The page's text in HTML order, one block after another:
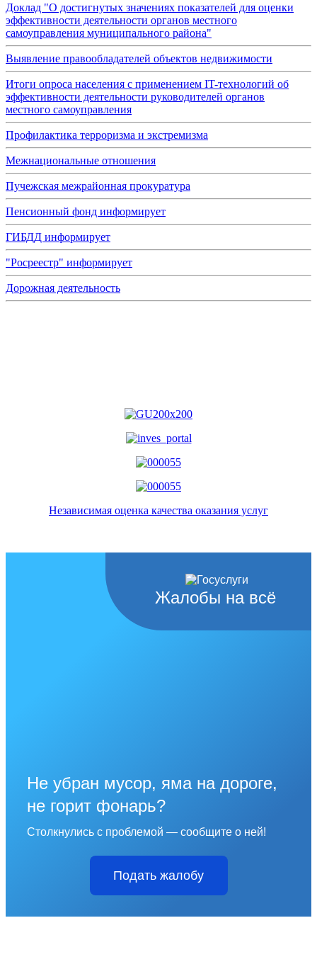
Доклад "О достигнутых значениях показателей для оценки
эффективности деятельности органов местного
самоуправления муниципального района"
Выявление правообладателей объектов недвижимости
Итоги опроса населения с применением IT-технологий об
эффективности деятельности руководителей органов
местного самоуправления
Профилактика терроризма и экстремизма
Межнациональные отношения
Пучежская межрайонная прокуратура
Пенсионный фонд информирует
ГИБДД информирует
"Росреестр" информирует
Дорожная деятельность
Независимая оценка качества оказания услуг
Жалобы на всё
Не убран мусор, яма на дороге,
не горит фонарь?
Столкнулись с проблемой — сообщите о ней!
Подать жалобу